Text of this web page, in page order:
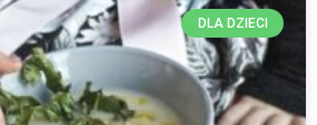
DLA DZIECI